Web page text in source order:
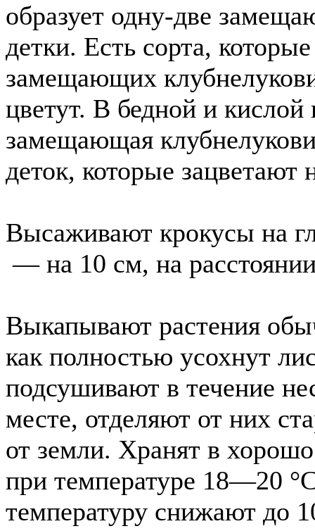
образует одну-две
детки. Есть сорта,
замещающих
цветут. В бедной и кислой
замещающая
деток, которые зацветают
Высаживают крокусы на
— на 10 см, на
Выкапывают растения
как полностью усохнут
подсушивают в течение
месте, отделяют от них
от земли. Хранят в
при температуре 18—20
температуру снижают до